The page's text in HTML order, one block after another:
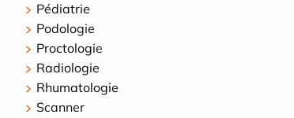
Pédiatrie
Podologie
Proctologie
Radiologie
Rhumatologie
Scanner